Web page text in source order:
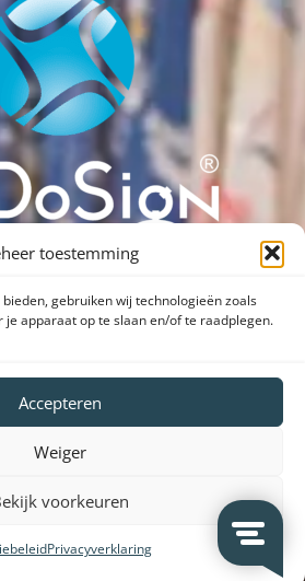
toestemming
gebruiken wij technologieën zoals
apparaat op te slaan en/of te raadplegen.
Accepteren
Weiger
voorkeuren
Privacyverklaring
WITH FRIENDS